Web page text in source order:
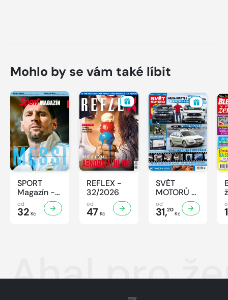
Mohlo by se vám také líbit
SPORT
Magazín -
32/2026
od
32 Kč
REFLEX -
32/2026
od
47 Kč
SVĚT
MOTORŮ -
32/2026
od
31,20
Kč
Aha! pro